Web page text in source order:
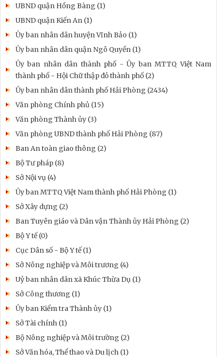
UBND quận Hồng Bàng (1)
UBND quận Kiến An (1)
Ủy ban nhân dân huyện Vĩnh Bảo (1)
Ủy ban nhân dân quận Ngô Quyền (1)
Ủy ban nhân dân thành phố - Ủy ban MTTQ Việt Nam
thành phố - Hội Chữ thập đỏ thành phố (2)
Ủy ban nhân dân thành phố Hải Phòng (2434)
Văn phòng Chính phủ (15)
Văn phòng Thành ủy (3)
Văn phòng UBND thành phố Hải Phòng (87)
Ban An toàn giao thông (2)
Bộ Tư pháp (8)
Sở Nội vụ (4)
Ủy ban MTTQ Việt Nam thành phố Hải Phòng (1)
Sở Xây dựng (2)
Ban Tuyên giáo và Dân vận Thành ủy Hải Phòng (2)
Bộ Y tế (0)
Cục Dân số - Bộ Y tế (1)
Sở Nông nghiệp và Môi trương (4)
Uỷ ban nhân dân xã Khúc Thừa Dụ (1)
Sở Công thương (1)
Ủy ban Kiểm tra Thành ủy (1)
Sở Tài chính (1)
Bộ Nông nghiệp và Môi trường (2)
Sở Văn hóa, Thể thao và Du lịch (1)